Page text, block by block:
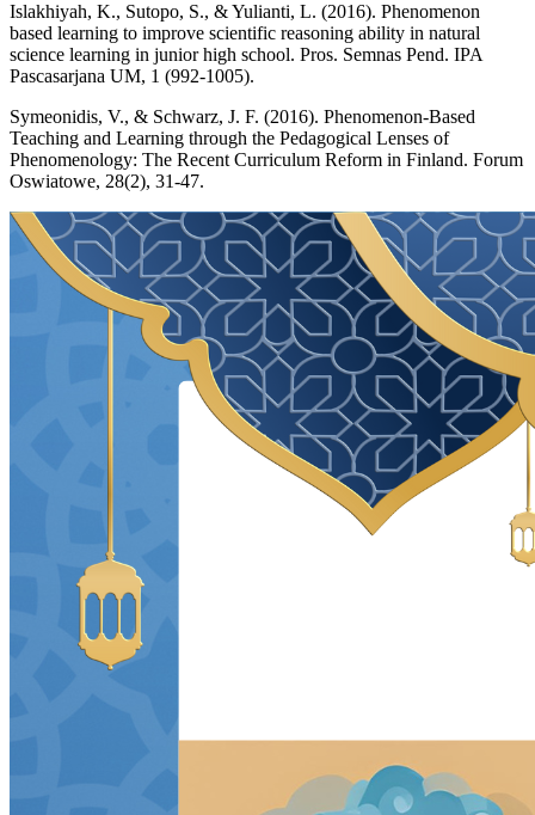
Islakhiyah, K., Sutopo, S., & Yulianti, L. (2016). Phenomenon
based learning to improve scientific reasoning ability in natural
science learning in junior high school. Pros. Semnas Pend. IPA
Pascasarjana UM, 1 (992-1005).
Symeonidis, V., & Schwarz, J. F. (2016). Phenomenon-Based
Teaching and Learning through the Pedagogical Lenses of
Phenomenology: The Recent Curriculum Reform in Finland. Forum
Oswiatowe, 28(2), 31-47.